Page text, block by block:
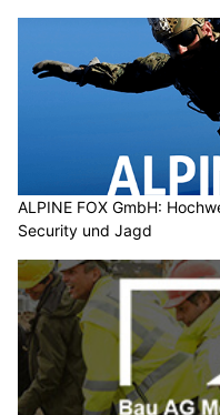
ALPINE FOX GmbH:
Security und Jagd
Hoch- und Tiefbau vom